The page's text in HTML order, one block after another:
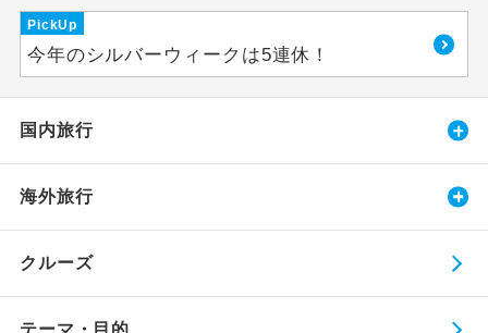
PickUp
今年のシルバーウィークは5連休！
国内旅行
海外旅行
クルーズ
テーマ・目的